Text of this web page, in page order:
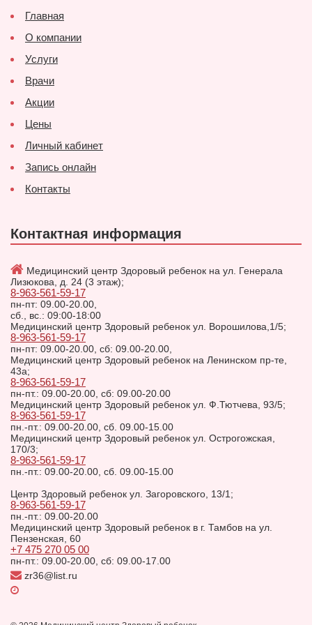
Главная
О компании
Услуги
Врачи
Акции
Цены
Личный кабинет
Запись онлайн
Контакты
Контактная информация
Медицинский центр Здоровый ребенок на ул. Генерала
Лизюкова, д. 24 (3 этаж);
8-963-561-59-17
пн-пт: 09.00-20.00,
сб., вс.: 09:00-18:00
Медицинский центр Здоровый ребенок ул. Ворошилова,1/5;
8-963-561-59-17
пн-пт: 09.00-20.00, сб: 09.00-20.00,
Медицинский центр Здоровый ребенок на Ленинском пр-те,
43а;
8-963-561-59-17
пн-пт.: 09.00-20.00, сб: 09.00-20.00
Медицинский центр Здоровый ребенок ул. Ф.Тютчева, 93/5;
8-963-561-59-17
пн.-пт.: 09.00-20.00, сб. 09.00-15.00
Медицинский центр Здоровый ребенок ул. Острогожская,
170/3;
8-963-561-59-17
пн.-пт.: 09.00-20.00, сб. 09.00-15.00
Центр Здоровый ребенок ул. Загоровского, 13/1;
8-963-561-59-17
пн.-пт.: 09.00-20.00
Медицинский центр Здоровый ребенок в г. Тамбов на ул.
Пензенская, 60
+7 475 270 05 00
пн-пт.: 09.00-20.00, сб: 09.00-17.00
zr36@list.ru